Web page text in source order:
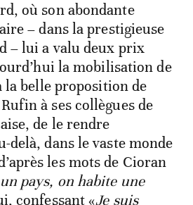
où son abondante
– dans la prestigieuse
– lui a valu deux prix
la mobilisation de
la belle proposition de
à ses collègues de
de le rendre
delà, dans le vaste monde
les mots de Cioran
pays, on habite une
confessant «Je suis